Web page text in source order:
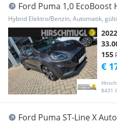
Ford Puma 1,0 EcoBoost
Hybrid Elektro/Benzin, Automatik,
2022
155
8431
€
Ford Puma ST-Line X